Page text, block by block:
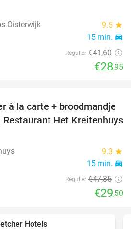
Oisterwijk
9.5 star
15 min. directions_car
Regulier €41,60
€28,95
38%
à la carte + broodmandje
Het Kreitenhuys
9.3 star
15 min. directions_car
Regulier €47,35
€29,50
Hotels